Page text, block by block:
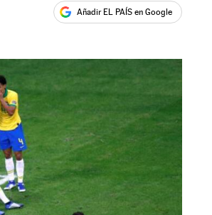
Añadir EL PAÍS en Google